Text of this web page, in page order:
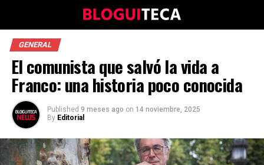
GENERAL
El comunista que salvó la vida a
Franco: una historia poco conocida
Published 9 meses ago on 14 noviembre, 2025
By Editorial